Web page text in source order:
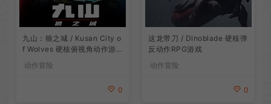
九山：狼之城 / Kusan City o
f Wolves 硬核俯视角动作游
动作冒险
0
这龙带刀 / Dinoblade 硬核弹
反动作RPG游戏
动作冒险
0